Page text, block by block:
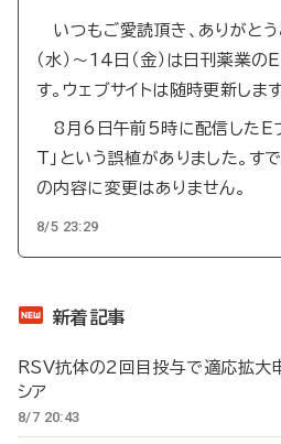
いつもご愛読頂き、ありがと
（水）～14日（金）は日刊薬業の
す。ウェブサイトは随時更新します
8月6日午前5時に配信したE
T」という誤植がありました。す
の内容に変更はありません。
8/5 23:29
新着記事
RSV抗体の2回目投与で適応拡
シア
8/7 20:43